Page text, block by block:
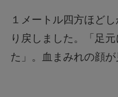
１メートル四方ほど
り戻しました。「足
た」。血まみれの顔が